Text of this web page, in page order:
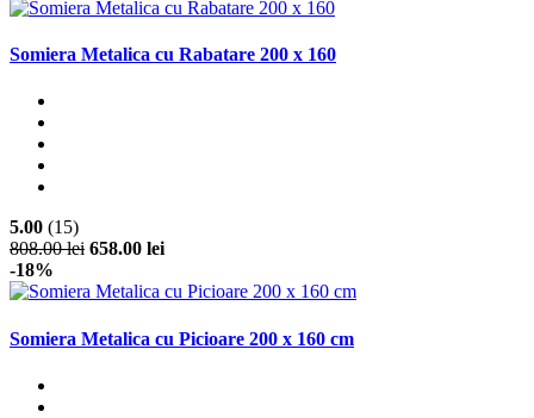
Somiera Metalica cu Rabatare 200 x 160
5.00 (15)
808.00 lei 658.00 lei
-18%
Somiera Metalica cu Picioare 200 x 160 cm